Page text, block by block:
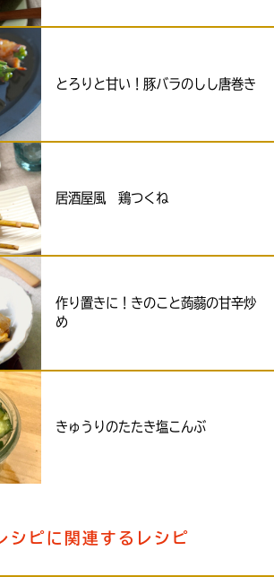
とろりと甘い！豚バラのしし唐巻き
居酒屋風 鶏つくね
作り置きに！きのこと蒟蒻の甘辛炒
め
きゅうりのたたき塩こんぶ
シピに関連するレシピ